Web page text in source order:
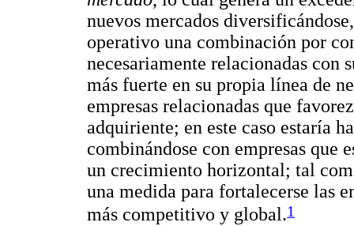
nuevos mercados
operativo una combinación por
necesariamente relacionadas con
más fuerte en su propia línea de
empresas relacionadas que
adquiriente; en este caso estaría
combinándose con empresas que
un crecimiento horizontal; tal
una medida para fortalecerse las
más competitivo y global.1